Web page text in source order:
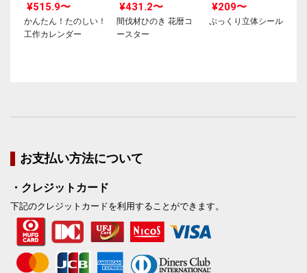
¥515.9〜
かんたん！たのしい！
工作カレンダー
¥431.2〜
間伐材ひのき 花暦コ
ースター
¥209〜
ぷっくり立体シール
お支払い方法について
・クレジットカード
下記のクレジットカードを利用することができます。